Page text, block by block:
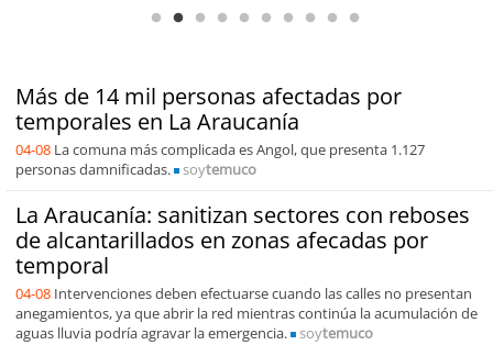
Más de 14 mil personas afectadas por
temporales en La Araucanía
04-08 La comuna más complicada es Angol, que presenta 1.127
personas damnificadas.
soytemuco
La Araucanía: sanitizan sectores con reboses
de alcantarillados en zonas afecadas por
temporal
04-08 Intervenciones deben efectuarse cuando las calles no presentan
anegamientos, ya que abrir la red mientras continúa la acumulación de
aguas lluvia podría agravar la emergencia.
soytemuco